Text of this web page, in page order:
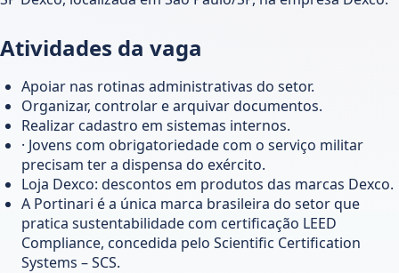
Atividades da vaga
Apoiar nas rotinas administrativas do setor.
Organizar, controlar e arquivar documentos.
Realizar cadastro em sistemas internos.
· Jovens com obrigatoriedade com o serviço militar
precisam ter a dispensa do exército.
Loja Dexco: descontos em produtos das marcas Dexco.
A Portinari é a única marca brasileira do setor que
pratica sustentabilidade com certificação LEED
Compliance, concedida pelo Scientific Certification
Systems – SCS.